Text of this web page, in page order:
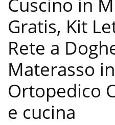
Cuscino in
Gratis, Kit
Rete a
Materasso
Ortopedico
e cucina